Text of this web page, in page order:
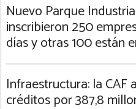
Nuevo Parque
inscribieron 250
días y otras 100 están
Infraestructura: la CAF
créditos por 387,8